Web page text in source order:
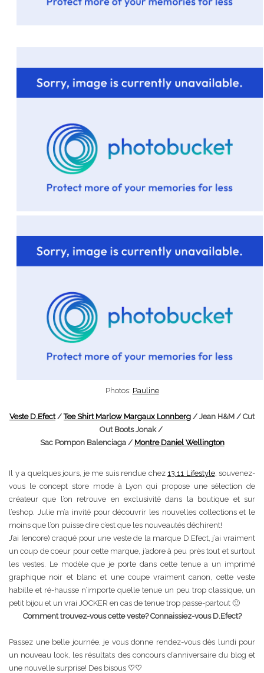
Photos: Pauline
Veste D.Efect/Tee Shirt Marlow Margaux Lonnberg / Jean H&M / Cut
Out Boots Jonak /
Sac Pompon Balenciaga / Montre Daniel Wellington
Il y a quelques jours, je me suis rendue chez 13.11 Lifestyle, souvenez-
vous le concept store mode à Lyon qui propose une sélection de
créateur que l’on retrouve en exclusivité dans la boutique et sur
l’eshop. Julie m’a invité pour découvrir les nouvelles collections et le
moins que l’on puisse dire c’est que les nouveautés déchirent!
J’ai (encore) craqué pour une veste de la marque D.Efect, j’ai vraiment
un coup de coeur pour cette marque, j’adore à peu près tout et surtout
les vestes. Le modèle que je porte dans cette tenue a un imprimé
graphique noir et blanc et une coupe vraiment canon, cette veste
habille et ré-hausse n’importe quelle tenue un peu trop classique, un
petit bijou et un vrai JOCKER en cas de tenue trop passe-partout 🙂
Comment trouvez-vous cette veste? Connaissiez-vous D.Efect?
Passez une belle journée, je vous donne rendez-vous dès lundi pour
un nouveau look, les résultats des concours d’anniversaire du blog et
une nouvelle surprise! Des bisous ♡♡